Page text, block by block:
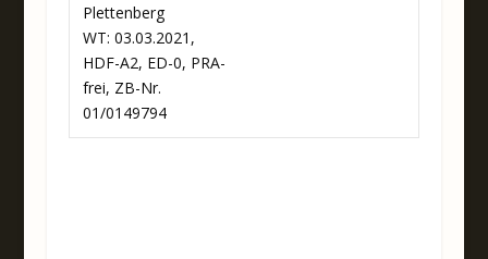
Plettenberg
WT: 03.03.2021,
HDF-A2, ED-0, PRA-
frei, ZB-Nr.
01/0149794